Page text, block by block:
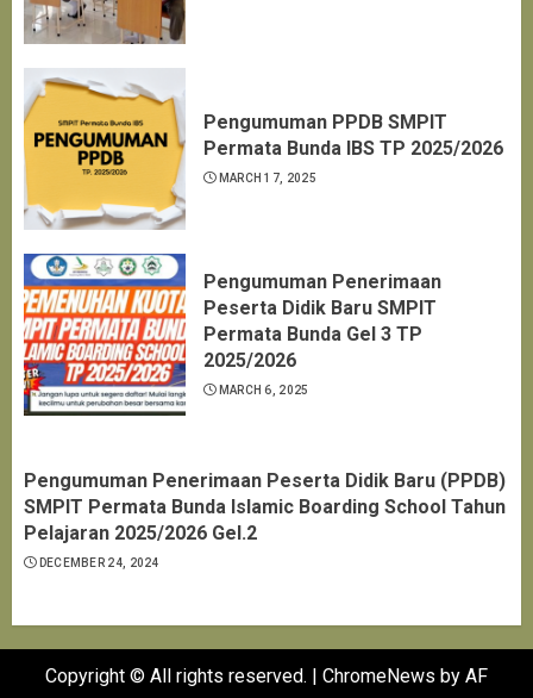
Pengumuman PPDB SMPIT
Permata Bunda IBS TP 2025/2026
MARCH 17, 2025
Pengumuman Penerimaan
Peserta Didik Baru SMPIT
Permata Bunda Gel 3 TP
2025/2026
MARCH 6, 2025
Pengumuman Penerimaan Peserta Didik Baru (PPDB)
SMPIT Permata Bunda Islamic Boarding School Tahun
Pelajaran 2025/2026 Gel.2
DECEMBER 24, 2024
Copyright © All rights reserved. | ChromeNews by AF